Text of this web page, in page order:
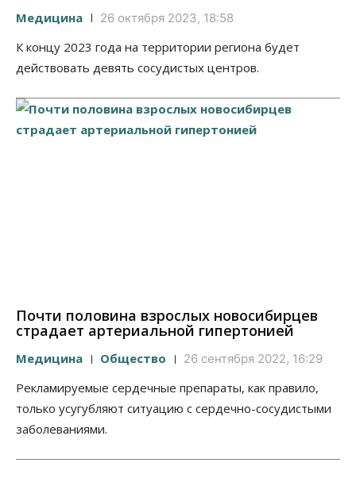
Медицина 26 октября 2023, 18:58
К концу 2023 года на территории региона будет
действовать девять сосудистых центров.
Почти половина взрослых новосибирцев
страдает артериальной гипертонией
Медицина Общество 26 сентября 2022, 16:29
Рекламируемые сердечные препараты, как правило,
только усугубляют ситуацию с сердечно-сосудистыми
заболеваниями.